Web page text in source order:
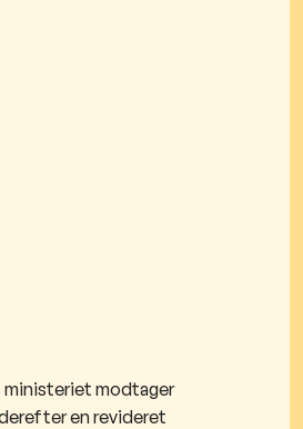
ministeriet modtager
en revideret